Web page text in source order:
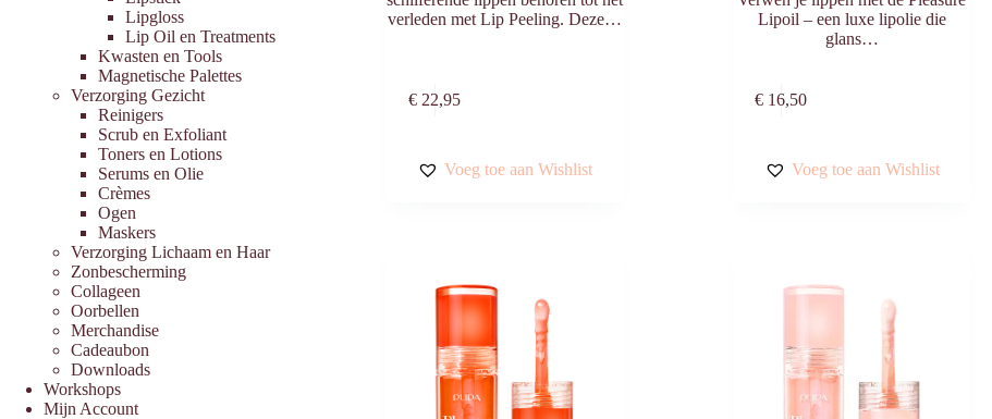
verleden met Lip Peeling. Deze…
€ 22,95
Voeg toe aan Wishlist
Lipoil – een luxe lipolie die
glans…
€ 16,50
Voeg toe aan Wishlist
Lipgloss
Lip Oil en Treatments
Kwasten en Tools
Magnetische Palettes
Verzorging Gezicht
Reinigers
Scrub en Exfoliant
Toners en Lotions
Serums en Olie
Crèmes
Ogen
Maskers
Verzorging Lichaam en Haar
Zonbescherming
Collageen
Oorbellen
Merchandise
Cadeaubon
Downloads
Workshops
Mijn Account